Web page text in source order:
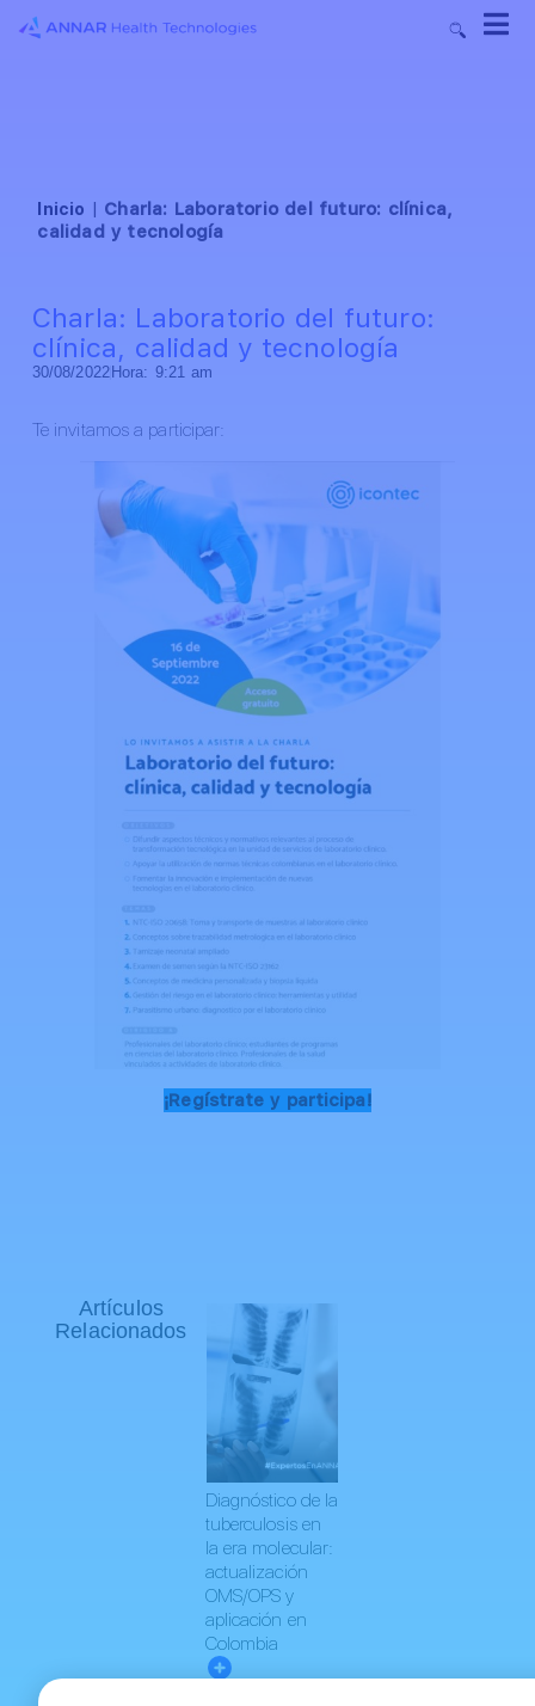
Inicio | Charla: Laboratorio del futuro: clínica,
calidad y tecnología
Charla: Laboratorio del futuro:
clínica, calidad y tecnología
30/08/2022 Hora: 9:21 am
Te invitamos a participar:
¡Regístrate y participa!
Artículos
Relacionados
Diagnóstico de la
tuberculosis en
la era molecular:
actualización
OMS/OPS y
aplicación en
Colombia